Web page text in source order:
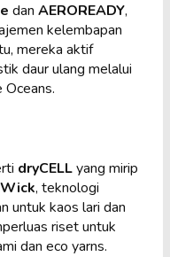
dan AEROREADY,
kelembapan
mereka aktif
daur ulang melalui
dryCELLyang mirip
, teknologi
untuk kaos lari dan
riset untuk
dan eco yarns.